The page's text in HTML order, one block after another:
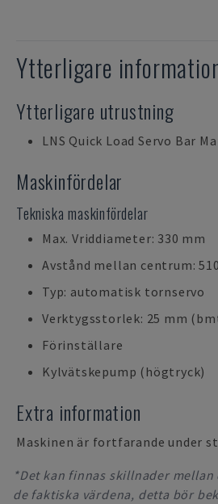
Ytterligare
Ytterligare utrustning
LNS Quick Load Servo Bar
Maskinfördelar
Tekniska maskinfördelar
Max. Vriddiameter: 330 mm
Avstånd mellan centrum:
Typ: automatisk tornservo
Verktygsstorlek: 25 mm
Förinställare
Kylvätskepump (högtryck)
Extra information
Maskinen är fortfarande under
*Det kan finnas skillnader mellan
de faktiska värdena, detta bör